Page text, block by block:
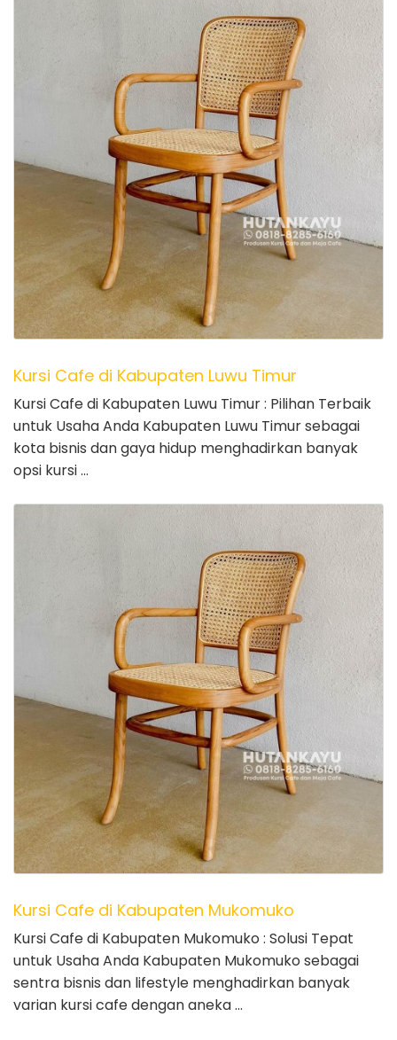
Kursi Cafe di Kabupaten Luwu Timur
Kursi Cafe di Kabupaten Luwu Timur : Pilihan Terbaik
untuk Usaha Anda Kabupaten Luwu Timur sebagai
kota bisnis dan gaya hidup menghadirkan banyak
opsi kursi …
Kursi Cafe di Kabupaten Mukomuko
Kursi Cafe di Kabupaten Mukomuko : Solusi Tepat
untuk Usaha Anda Kabupaten Mukomuko sebagai
sentra bisnis dan lifestyle menghadirkan banyak
varian kursi cafe dengan aneka …